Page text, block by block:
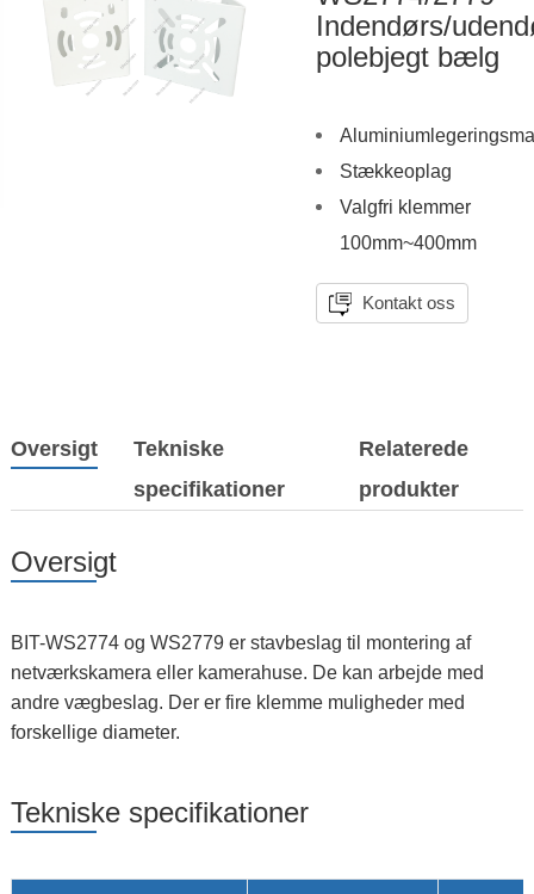
Indendørs/
polebjegt bælg
Stækkeoplag
Valgfri klemmer
100mm~400mm
Kontakt oss
Oversigt
Tekniske
specifikationer
Relaterede
produkter
Oversigt
BIT-WS2774 og WS2779 er stavbeslag til montering af
netværkskamera eller kamerahuse. De kan arbejde med
andre vægbeslag. Der er fire klemme muligheder med
forskellige diameter.
Tekniske specifikationer